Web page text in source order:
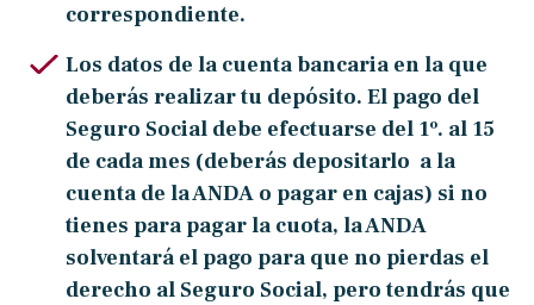
correspondiente.
Los datos de la cuenta bancaria en la que
deberás realizar tu depósito. El pago del
Seguro Social debe efectuarse del 1º. al 15
de cada mes (deberás depositarlo a la
cuenta de la ANDA o pagar en cajas) si no
tienes para pagar la cuota, la ANDA
solventará el pago para que no pierdas el
derecho al Seguro Social, pero tendrás que